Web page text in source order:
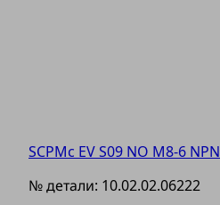
SCPMc EV S09 NO M8-6 NPN
№ детали: 10.02.02.06222